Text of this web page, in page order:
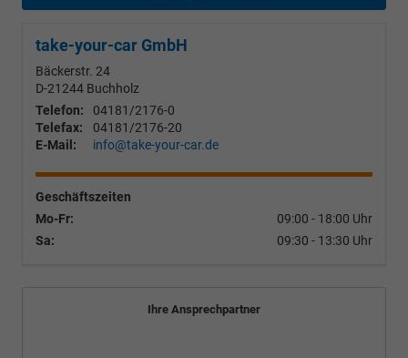
take-your-car GmbH
Bäckerstr. 24
D-21244 Buchholz
Telefon:
04181/2176-0
Telefax:
04181/2176-20
E-Mail:
info@take-your-car.de
Geschäftszeiten
Mo-Fr:
09:00 - 18:00 Uhr
Sa:
09:30 - 13:30 Uhr
Ihre Ansprechpartner